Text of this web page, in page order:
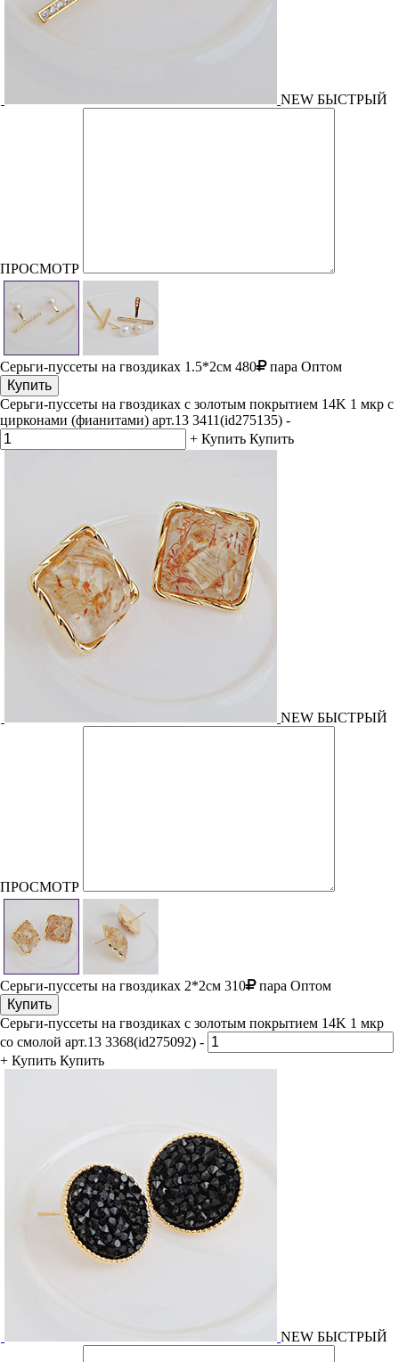
NEW БЫСТРЫЙ
ПРОСМОТР
Серьги-пуссеты на гвоздиках 1.5*2см 480 пара Оптом
Купить
Серьги-пуссеты на гвоздиках с золотым покрытием 14K 1 мкр с
цирконами (фианитами) арт.13 3411(id275135) -
+ Купить Купить
NEW БЫСТРЫЙ
ПРОСМОТР
Серьги-пуссеты на гвоздиках 2*2см 310 пара Оптом
Купить
Серьги-пуссеты на гвоздиках с золотым покрытием 14K 1 мкр
со смолой арт.13 3368(id275092) -
+ Купить Купить
NEW БЫСТРЫЙ